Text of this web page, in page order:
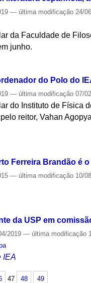
— última modificação 24/
da Faculdade de
junho.
do Polo do
— última modificação 07/
do Instituto de Física
reitor, Vahan
Ferreira Brandão é
— última modificação 10/
da USP em
2019— última modificação
IEA
47 48 49